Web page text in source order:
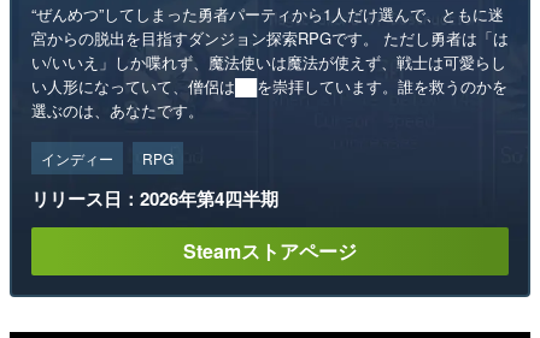
“ぜんめつ”してしまった勇者パーティから1人だけ選んで、ともに迷
宮からの脱出を目指すダンジョン探索RPGです。 ただし勇者は「は
い/いいえ」しか喋れず、魔法使いは魔法が使えず、戦士は可愛らし
い人形になっていて、僧侶は██を崇拝しています。誰を救うのかを
選ぶのは、あなたです。
インディー RPG
リリース日：2026年第4四半期
Steamストアページ